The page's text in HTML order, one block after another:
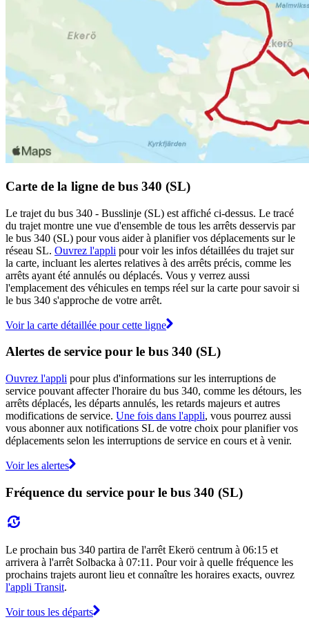
Carte de la ligne de bus 340 (SL)
Le trajet du bus 340 - Busslinje (SL) est affiché ci-dessus. Le tracé
du trajet montre une vue d'ensemble de tous les arrêts desservis par
le bus 340 (SL) pour vous aider à planifier vos déplacements sur le
réseau SL. Ouvrez l'appli pour voir les infos détaillées du trajet sur
la carte, incluant les alertes relatives à des arrêts précis, comme les
arrêts ayant été annulés ou déplacés. Vous y verrez aussi
l'emplacement des véhicules en temps réel sur la carte pour savoir si
le bus 340 s'approche de votre arrêt.
Voir la carte détaillée pour cette ligne
Alertes de service pour le bus 340 (SL)
Ouvrez l'appli pour plus d'informations sur les interruptions de
service pouvant affecter l'horaire du bus 340, comme les détours, les
arrêts déplacés, les départs annulés, les retards majeurs et autres
modifications de service. Une fois dans l'appli, vous pourrez aussi
vous abonner aux notifications SL de votre choix pour planifier vos
déplacements selon les interruptions de service en cours et à venir.
Voir les alertes
Fréquence du service pour le bus 340 (SL)
Le prochain bus 340 partira de l'arrêt Ekerö centrum à 06:15 et
arrivera à l'arrêt Solbacka à 07:11. Pour voir à quelle fréquence les
prochains trajets auront lieu et connaître les horaires exacts, ouvrez
l'appli Transit.
Voir tous les départs